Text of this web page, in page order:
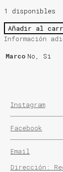
1 disponibles
DISEÑO
EN
-
Añadir al
Información
Marco No, Si
Instagram
Facebook
Email
Dirección: